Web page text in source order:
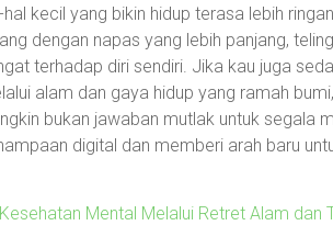
hal kecil yang bikin hidup terasa lebih
dengan napas yang lebih panjang,
terhadap diri sendiri. Jika kau juga
alam dan gaya hidup yang ramah
bukan jawaban mutlak untuk segala
digital dan memberi arah baru
Kesehatan Mental Melalui Retret Alam dan